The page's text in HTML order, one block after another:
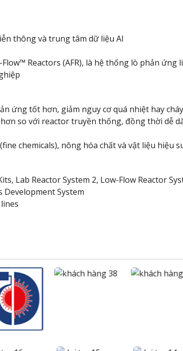
thông và trung tâm dữ liệu AI
Reactors (AFR), là hệ thống lò phản ứng
ứng tốt hơn, giảm nguy cơ quá nhiệt hay
so với reactor truyền thống, đồng thời dễ
chemicals), nông hóa chất và vật liệu hiệu
Lab Reactor System 2, Low-Flow Reactor
Development System